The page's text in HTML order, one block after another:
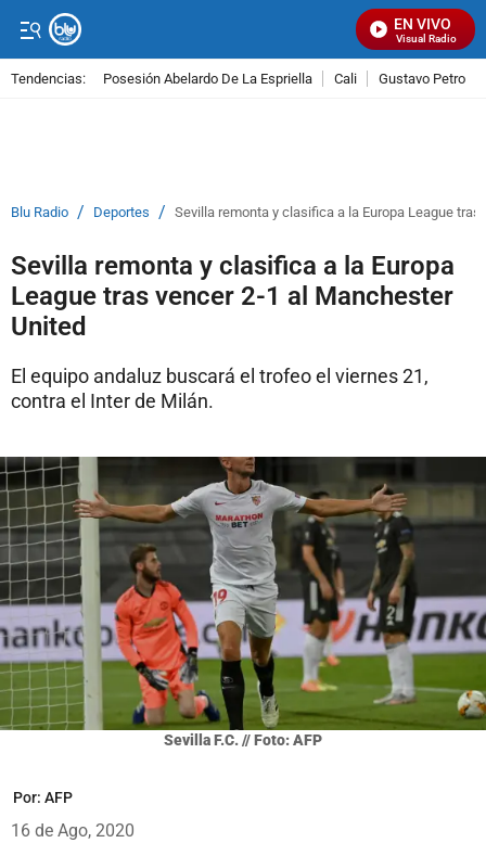
EN VIVO
Señal Visual Radio
Tendencias: Posesión Abelardo De La Espriella Cali Gustavo Petro
Blu Radio / Deportes / Sevilla remonta y clasifica a la Europa League
Sevilla remonta y clasifica a la Europa
League tras vencer 2-1 al Manchester
United
El equipo andaluz buscará el trofeo el viernes 21,
contra el Inter de Milán.
Sevilla F.C. // Foto: AFP
Por: AFP
16 de Ago, 2020